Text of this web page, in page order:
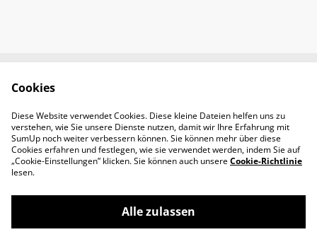
Legal Terms
Privacy Policy
Cookie Policy
Cookies
Diese Website verwendet Cookies. Diese kleine Dateien helfen uns zu
verstehen, wie Sie unsere Dienste nutzen, damit wir Ihre Erfahrung mit
SumUp noch weiter verbessern können. Sie können mehr über diese
Cookies erfahren und festlegen, wie sie verwendet werden, indem Sie auf
„Cookie-Einstellungen” klicken. Sie können auch unsereCookie-Richtlinie
lesen.
Alle zulassen